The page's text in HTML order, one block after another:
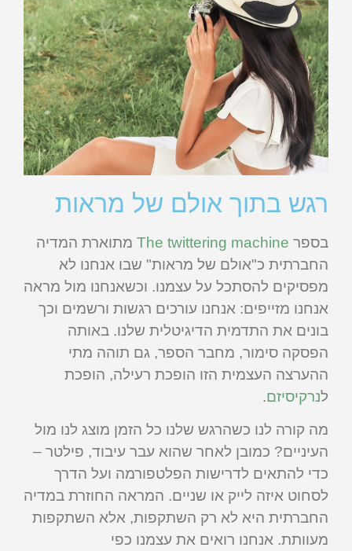
רגש בתוך אולם של מראות
בספר The twittering machine מתוארת המדיה
החברתית כ"אולם של מראות" שבו אנחנו לא
מפסיקים להסתכל על עצמנו. וכשאנחנו מול מראה
אנחנו מזייפים: אנחנו עורכים רגשות ורשמים וכך
בונים את התדמית הדיגיטלית שלנו. באותה
הפסקה סימור, מחבר הספר, גם תוהה מתי
ההערצה העצמית הזו הופכת רעילה, הופכת
לנרקיסיזם.
מה קורה לנו כשהרגש שלנו כל הזמן מוצג לנו מול
העיניים? כמובן לאחר שהוא עבר עיבוד, פילטר –
כדי להתאים לדרישות הפלטפורמה ועל הדרך
לסחוט איזה לייק או שניים. המראה החוזרת במדיה
החברתית היא לא רק השתקפות, אלא השתקפות
מעוותת. אנחנו רואים את עצמנו כפי